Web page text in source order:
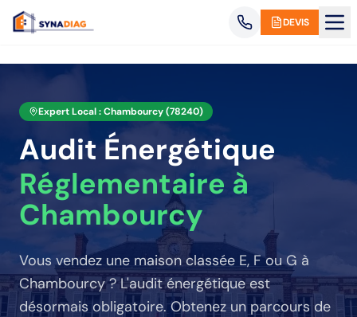
DEVIS
Expert Local :Chambourcy(78240)
Audit Énergétique
Réglementaire à
Chambourcy
Vous vendez une maison classée E, F ou G à
Chambourcy? L'audit énergétique est
désormais obligatoire. Obtenez un parcours de
Panneau de gestion des cookies